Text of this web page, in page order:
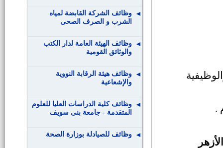
.
وظائف الشركة القابضة لمياه
الشرب و الصرف الصحى
وظائف الهيئة العامة لدار الكتب
والوثائق القومية
وظائف هيئة الرقابة النووية
والإشعاعية
وظائف كلية الدراسات العليا للعلوم
المتقدمة - جامعة بنى سويف
وظائف للصيادلة بوزارة الصحة